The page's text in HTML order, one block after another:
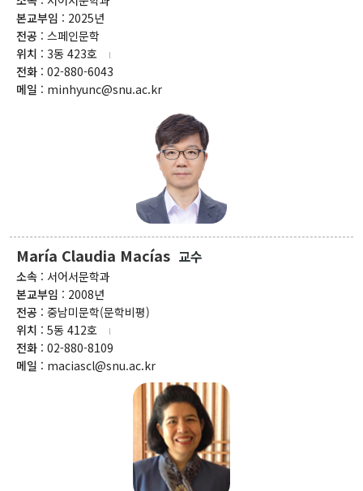
본교부임 : 2025년
전공 : 스페인문학
위치 : 3동 423호
전화 : 02-880-6043
메일 : minhyunc@snu.ac.kr
María Claudia Macías 교수
소속 : 서어서문학과
본교부임 : 2008년
전공 : 중남미문학(문학비평)
위치 : 5동 412호
전화 : 02-880-8109
메일 : maciascl@snu.ac.kr
부속기관
인문학연구원
인문정보연구소
한국어문학연구소
중국어문학연구소
언어연구소
문화유산연구소
연구소
라틴아메리카연구소
미국학연구소
철학사상연구소
국제화지원센터
최고지도자 인문학과정